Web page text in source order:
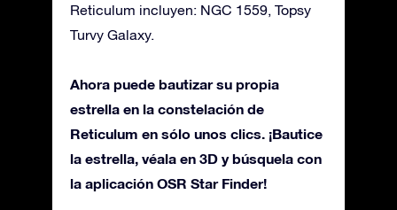
Reticulum incluyen: NGC 1559, Topsy
Turvy Galaxy.
Ahora puede bautizar su propia
estrella en la constelación de
Reticulum en sólo unos clics. ¡Bautice
la estrella, véala en 3D y búsquela con
la aplicación OSR Star Finder!